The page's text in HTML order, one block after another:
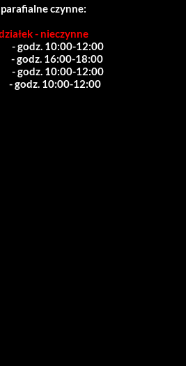
czynne:
- nieczynne
- godz. 10:00-12:00
- godz. 16:00-18:00
- godz. 10:00-12:00
- godz. 10:00-12:00